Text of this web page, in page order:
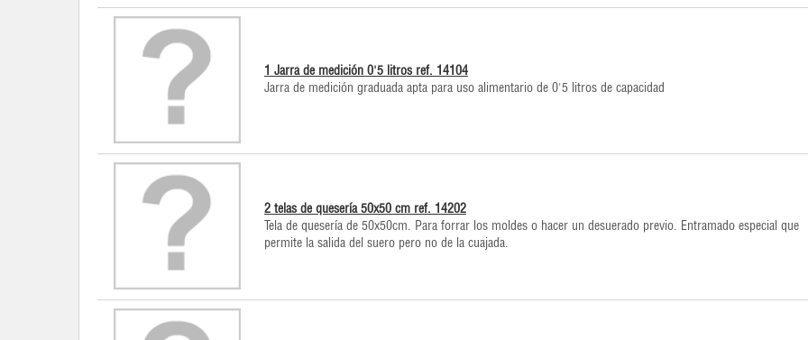
1 Jarra de medición 0'5 litros ref. 14104
Jarra de medición graduada apta para uso alimentario de 0'5 litros de capacidad
2 telas de quesería 50x50 cm ref. 14202
Tela de quesería de 50x50cm. Para forrar los moldes o hacer un desuerado previo. Entramado especial que
permite la salida del suero pero no de la cuajada.